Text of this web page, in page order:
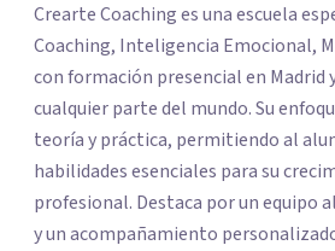
Crearte Coaching es una escuela
Coaching, Inteligencia Emocional,
con formación presencial en Madrid
cualquier parte del mundo. Su enfoque integral combina
teoría y práctica, permitiendo al
habilidades esenciales para su
profesional. Destaca por un equipo
y un acompañamiento